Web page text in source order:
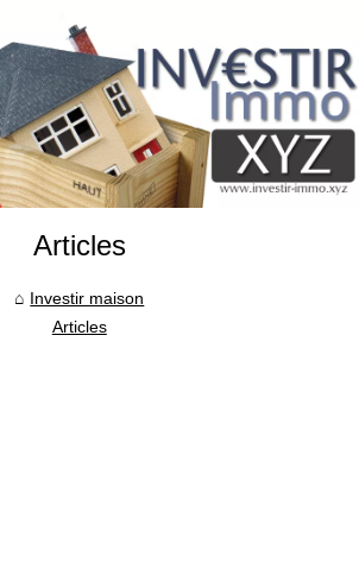
Articles
Investir maison
Articles